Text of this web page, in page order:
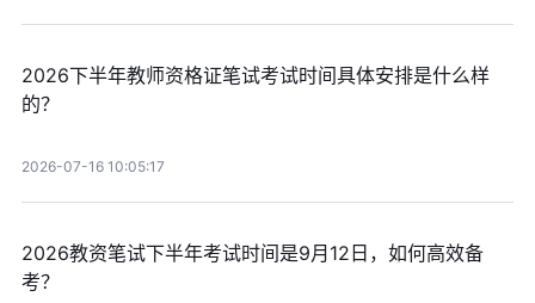
2026下半年教师资格证笔试考试时间具体安排是什么样
的？
2026-07-16 10:05:17
2026教资笔试下半年考试时间是9月12日，如何高效备
考？